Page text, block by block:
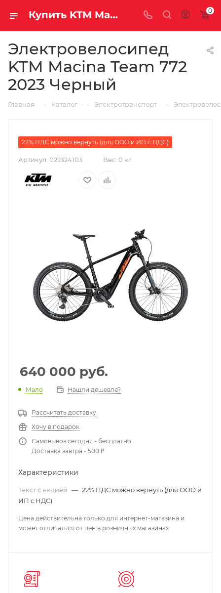
Купить KTM Macina Team 772 2023 Черный за рублей, а со скидкой 0
Электровелосипед
KTM Macina Team 772
2023 Черный
Главная — Каталог — Электротранспорт —
22% НДС можно вернуть (для ООО и ИП с НДС)
Артикул: 022324103 Вес: 0 кг.
640 000 руб.
Мало Нашли дешевле?
Рассчитать доставку
Хочу в подарок
Самовывоз сегодня - бесплатно
Доставка завтра - 500 ₽
Характеристики
Текст с акцией — 22% НДС можно вернуть (для ООО и
ИП с НДС)
Цена действительна только для интернет-магазина и
может отличаться от цен в розничных магазинах